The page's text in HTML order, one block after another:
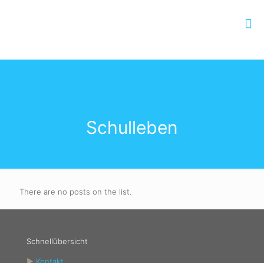
Schulleben
There are no posts on the list.
Schnellübersicht